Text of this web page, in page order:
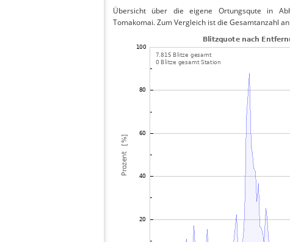
Übersicht über die eigene Ortungsqute in
Tomakomai. Zum Vergleich ist die Gesamtanzahl